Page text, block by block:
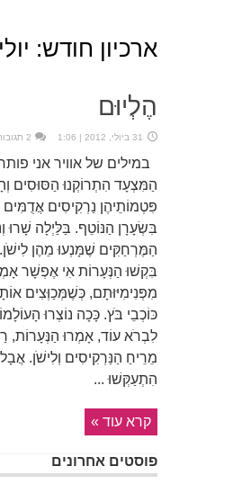
ארכיון חודש: יולי 2012
הֶלְיוּם
31 ביולי, 2012 | 1:06 2 תגובות
במילים של אוויר אני
הַמִּצְעָד הִתְרוֹקְנוּ הַסּוּסִים
פִּטְמוֹתֵיהֶן נַרְקִיסִים
בִּשְׂעָרָן הַנּוֹטֵף. בַּלַּיְלָה שָׁרוּ
הַמֶּרְחַקִּים שֶׁמָּנְעוּ מֵהֶן
בִּקְשׁוּ הַנְּעָרוֹת אִי אֶפְשָׁר
מִפְּנִימִיּוּתָם, כְּשֶׁמְּכַוְּצִים
כּוֹכְבֵי בֹּץ. כָּכָה נוֹצְרוּ
לִבְרֹא עוֹד, אָמְרוּ הַנְּעָרוֹת,
מֵרֵיחַ הַנַּרְקִיסִים וְלִישֹׁן.
הִתְעַקְּשׁוּ ...
קרא עוד »
פוסטים אחרונים